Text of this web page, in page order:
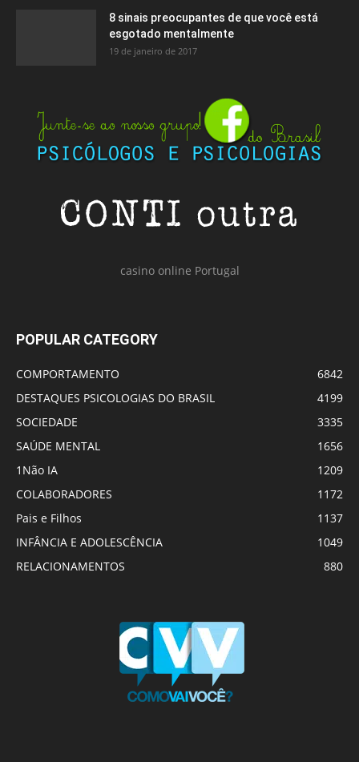
8 sinais preocupantes de que você está
esgotado mentalmente
19 de janeiro de 2017
casino online Portugal
POPULAR CATEGORY
COMPORTAMENTO
6842
DESTAQUES PSICOLOGIAS DO BRASIL
4199
SOCIEDADE
3335
SAÚDE MENTAL
1656
1Não IA
1209
COLABORADORES
1172
Pais e Filhos
1137
INFÂNCIA E ADOLESCÊNCIA
1049
RELACIONAMENTOS
880